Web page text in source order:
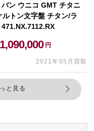
ン ウニコ GMT チタニ
トン文字盤 チタン/ラ
1,090,000 円
2021年05月買取
と見る